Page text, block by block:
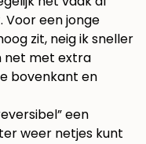
een jonge
zit, neig ik sneller
net met extra
bovenkant en
een
weer netjes kunt